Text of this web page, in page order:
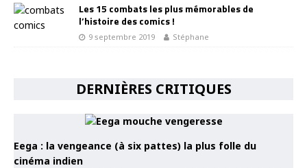
Les 15 combats les plus mémorables de
l’histoire des comics !
9 septembre 2019 Stéphane
DERNIÈRES CRITIQUES
Eega : la vengeance (à six pattes) la plus folle du
cinéma indien